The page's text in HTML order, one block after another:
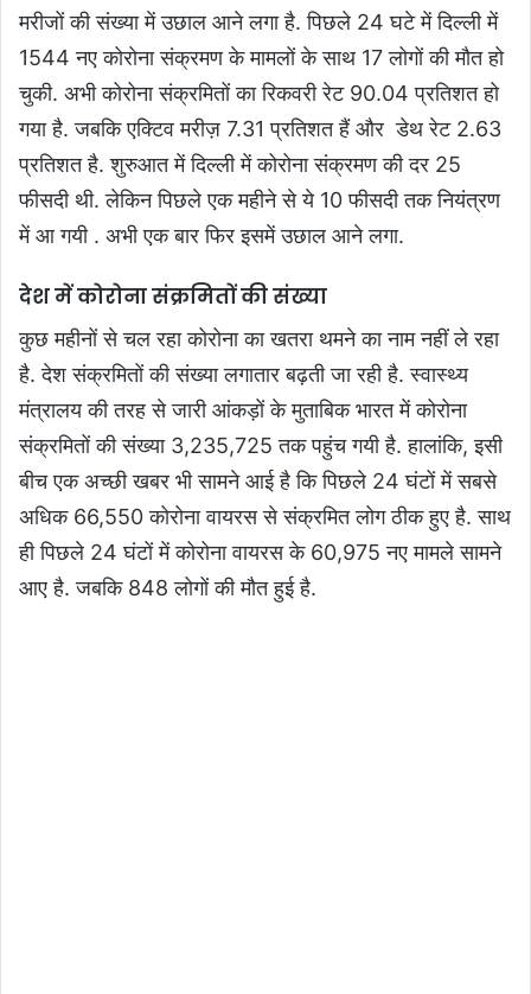
मरीजों की संख्या में उछाल आने लगा है. पिछले 24 घटे में दिल्ली में
1544 नए कोरोना संक्रमण के मामलों के साथ 17 लोगों की मौत हो
चुकी. अभी कोरोना संक्रमितों का रिकवरी रेट 90.04 प्रतिशत हो
गया है. जबकि एक्टिव मरीज़ 7.31 प्रतिशत हैं और डेथ रेट 2.63
प्रतिशत है. शुरुआत में दिल्ली में कोरोना संक्रमण की दर 25
फीसदी थी. लेकिन पिछले एक महीने से ये 10 फीसदी तक नियंत्रण
में आ गयी . अभी एक बार फिर इसमें उछाल आने लगा.
देशमेंकोरोनासंक्रमितोंकीसंख्या
कुछ महीनों से चल रहा कोरोना का खतरा थमने का नाम नहीं ले रहा
है. देश संक्रमितों की संख्या लगातार बढ़ती जा रही है. स्वास्थ्य
मंत्रालय की तरह से जारी आंकड़ों के मुताबिक भारत में कोरोना
संक्रमितों की संख्या 3,235,725 तक पहुंच गयी है. हालांकि, इसी
बीच एक अच्छी खबर भी सामने आई है कि पिछले 24 घंटों में सबसे
अधिक 66,550 कोरोना वायरस से संक्रमित लोग ठीक हुए है. साथ
ही पिछले 24 घंटों में कोरोना वायरस के 60,975 नए मामले सामने
आए है. जबकि 848 लोगों की मौत हुई है.